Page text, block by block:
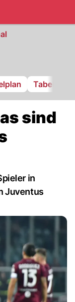
Tabelle
sind
in
Juventus